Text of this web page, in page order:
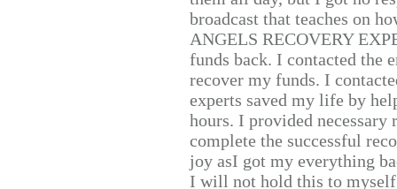
broadcast that teaches on
ANGELS RECOVERY
funds back. I contacted the
recover my funds. I
experts saved my life by
hours. I provided
complete the successful
joy asI got my everything
I will not hold this to